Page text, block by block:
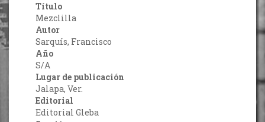
Título
Mezclilla
Autor
Sarquís, Francisco
Año
S/A
Lugar de publicación
Jalapa, Ver.
Editorial
Editorial Gleba